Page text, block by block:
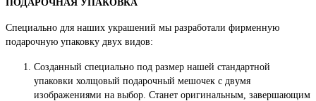
ПОДАРОЧНАЯ УПАКОВКА
Специально для наших украшений мы разработали фирменную
подарочную упаковку двух видов:
Созданный специально под размер нашей стандартной
упаковки холщовый подарочный мешочек с двумя
изображениями на выбор. Станет оригинальным, завершающим